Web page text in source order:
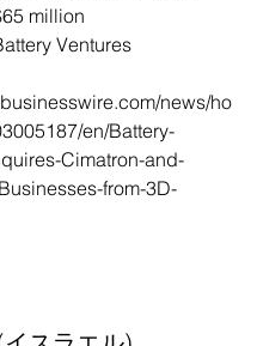
million
Ventures
news/ho
en/Battery-
Cimatron-and-
from-3D-